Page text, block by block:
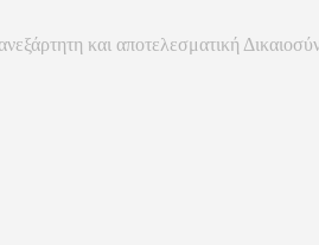
και αποτελεσματική